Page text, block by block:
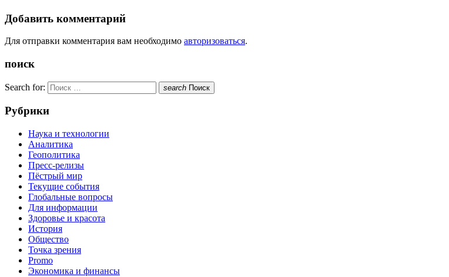
Добавить комментарий
Для отправки комментария вам необходимо авторизоваться.
поиск
Search for: search Поиск
Рубрики
Наука и технологии
Аналитика
Геополитика
Пресс-релизы
Пёстрый мир
Текущие события
Глобальные вопросы
Для информации
Здоровье и красота
История
Общество
Точка зрения
Promo
Экономика и финансы